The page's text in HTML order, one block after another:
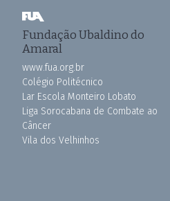
Fundação Ubaldino do
Amaral
www.fua.org.br
Colégio Politécnico
Lar Escola Monteiro Lobato
Liga Sorocabana de Combate ao
Câncer
Vila dos Velhinhos